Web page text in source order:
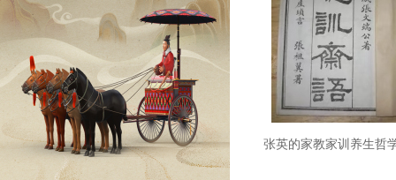
￥100
昊藏天下Z2015年中国航天钞
新
￥8580
《织梦月宫》投
张英的家教家训养生哲